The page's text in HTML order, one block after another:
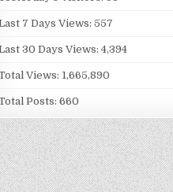
7 Days Views:557
30 Days Views:4,394
Views: 1,665,890
Posts:660